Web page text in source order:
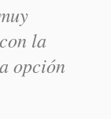
la
opción